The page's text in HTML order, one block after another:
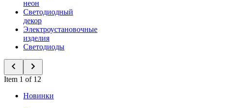
неон
Светодиодный
декор
Электроустановочные
изделия
Светодиоды
Item 1 of 12
Новинки